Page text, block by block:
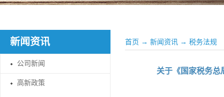
新闻资讯
公司新闻
高新政策
首页 → 新闻资讯 → 税务法规
关于《国家税务总